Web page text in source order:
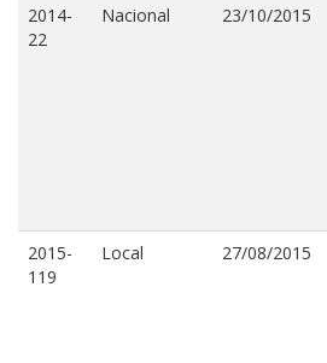
2014-
22
Nacional 23/10/2015
2015-
119
Local 27/08/2015